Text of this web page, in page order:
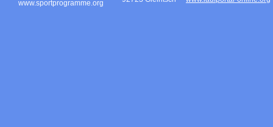
www.sportprogramme.org